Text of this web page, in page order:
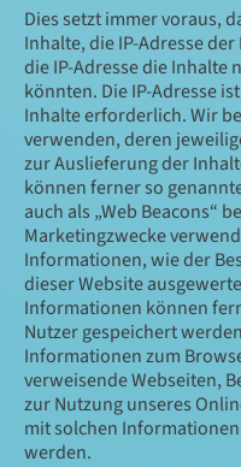
Dies setzt immer voraus,
Inhalte, die IP-Adresse
die IP-Adresse die Inhalte
könnten. Die IP-Adresse
Inhalte erforderlich. Wir
verwenden, deren
zur Auslieferung der
können ferner so
auch als „Web Beacons“
Marketingzwecke
Informationen, wie der
dieser Website
Informationen können
Nutzer gespeichert
Informationen zum
verweisende Webseiten,
zur Nutzung unseres
mit solchen
werden.